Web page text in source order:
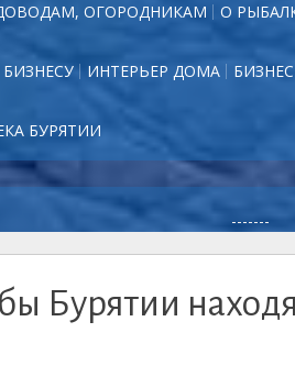
ОГОРОДНИКАМ О
БИЗНЕСУ ИНТЕРЬЕР ДОМА
БУРЯТИИ
-------
Бурятии